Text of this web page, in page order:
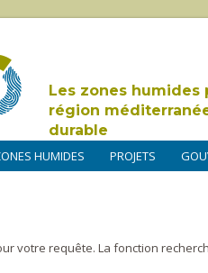
Les zones humides
région
durable
HUMIDES PROJETS
votre requête. La fonction